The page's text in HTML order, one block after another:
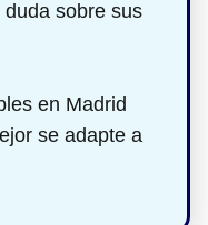
sobre sus
en Madrid
se adapte a